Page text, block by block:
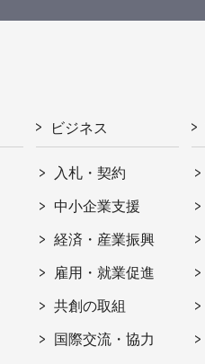
ビジネス
入札・契約
中小企業支援
経済・産業振興
雇用・就業促進
共創の取組
国際交流・協力